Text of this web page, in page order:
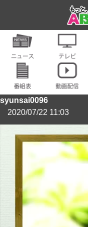
syunsai0096
2020/07/22 11:03